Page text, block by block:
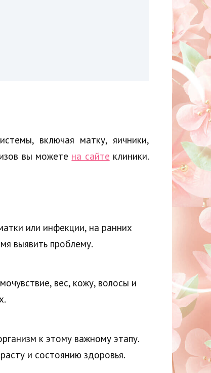
включая матку, яичники,
вы можете на сайте клиники.
или инфекции, на ранних
выявить проблему.
вес, кожу, волосы и
к этому важному этапу.
и состоянию здоровья.